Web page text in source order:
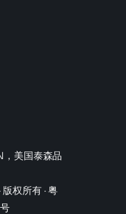
美国泰森品
· 版权所有 ·粤